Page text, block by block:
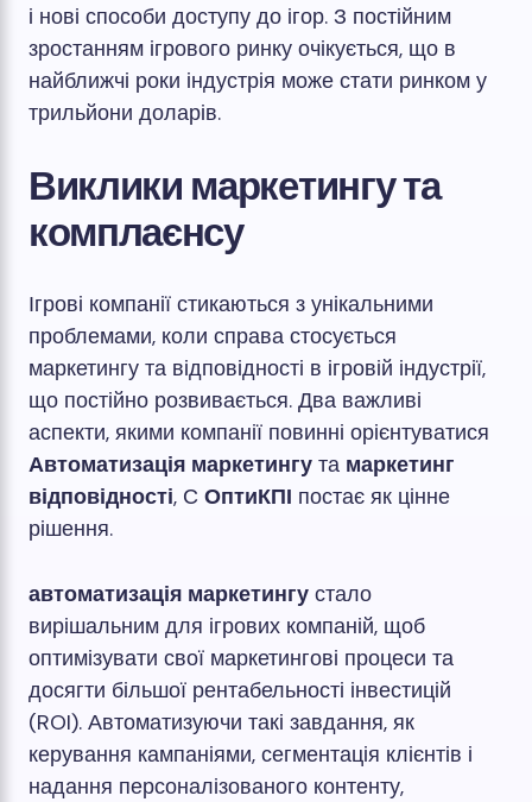
і нові способи доступу до ігор. З постійним
зростанням ігрового ринку очікується, що в
найближчі роки індустрія може стати ринком у
трильйони доларів.
Виклики маркетингу та
комплаєнсу
Ігрові компанії стикаються з унікальними
проблемами, коли справа стосується
маркетингу та відповідності в ігровій індустрії,
що постійно розвивається. Два важливі
аспекти, якими компанії повинні орієнтуватися
Автоматизація маркетингу та маркетинг
відповідності, С ОптиКПІ постає як цінне
рішення.
автоматизація маркетингу стало
вирішальним для ігрових компаній, щоб
оптимізувати свої маркетингові процеси та
досягти більшої рентабельності інвестицій
(ROI). Автоматизуючи такі завдання, як
керування кампаніями, сегментація клієнтів і
надання персоналізованого контенту,